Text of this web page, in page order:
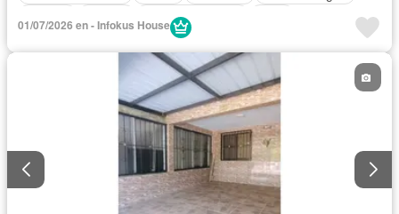
Vista panorámica
01/07/2026 en - Infokus House